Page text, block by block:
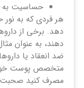
حساسیت به
هر فردی که به
دهد. برخی از
دهند، به عنوان
ضد انعقاد یا
متخصص پوست خود
مصرف کنید صحبت